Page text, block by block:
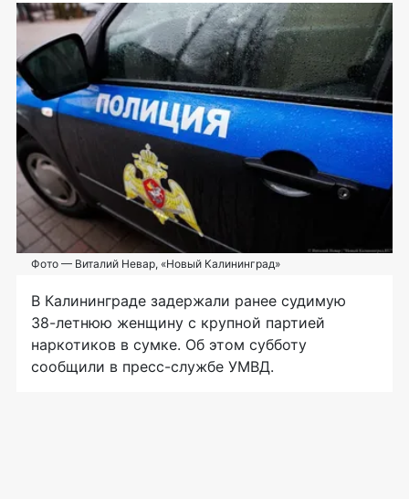
Фото — Виталий Невар, «Новый Калининград»
В Калининграде задержали ранее судимую
38-летнюю женщину с крупной партией
наркотиков в сумке. Об этом субботу
сообщили в пресс-службе УМВД.